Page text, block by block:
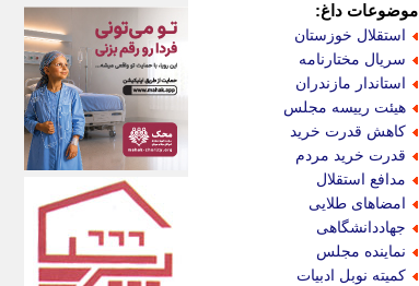
موضوعات داغ:
استقلال خوزستان
سریال مختارنامه
استاندار مازندران
هیئت رییسه مجلس
کاهش قدرت خرید
قدرت خرید مردم
مدافع استقلال
امضاهای طلایی
جهاددانشگاهی
نماینده مجلس
کمیته نوبل ادبیات
اکوفارس
اکونگار
اکونیوز
الف
انتشار آنلاین
اندیشه قرن
اندیشه معاصر
اندیشه ها
انرژی پرس
ای استخدام
ایتنا